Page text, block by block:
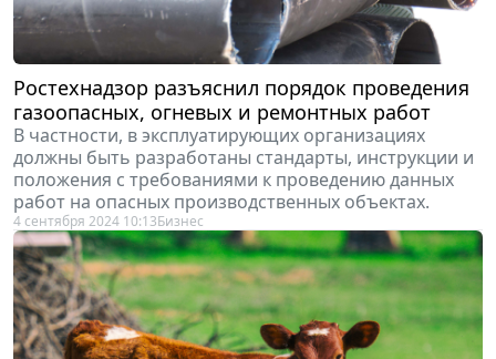
Ростехнадзор разъяснил порядок проведения
газоопасных, огневых и ремонтных работ
В частности, в эксплуатирующих организациях
должны быть разработаны стандарты, инструкции и
положения с требованиями к проведению данных
работ на опасных производственных объектах.
4 сентября 2024 10:13Бизнес